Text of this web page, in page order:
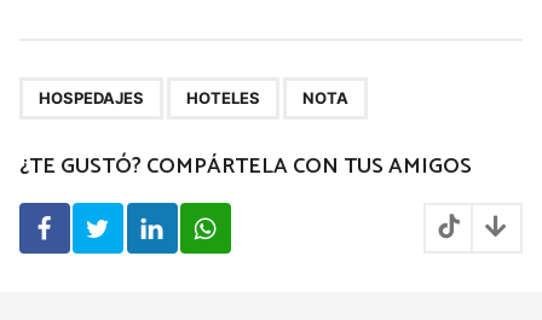
i
n
t
HOSPEDAJES HOTELES NOTA
¿TE GUSTÓ? COMPÁRTELA CON TUS AMIGOS